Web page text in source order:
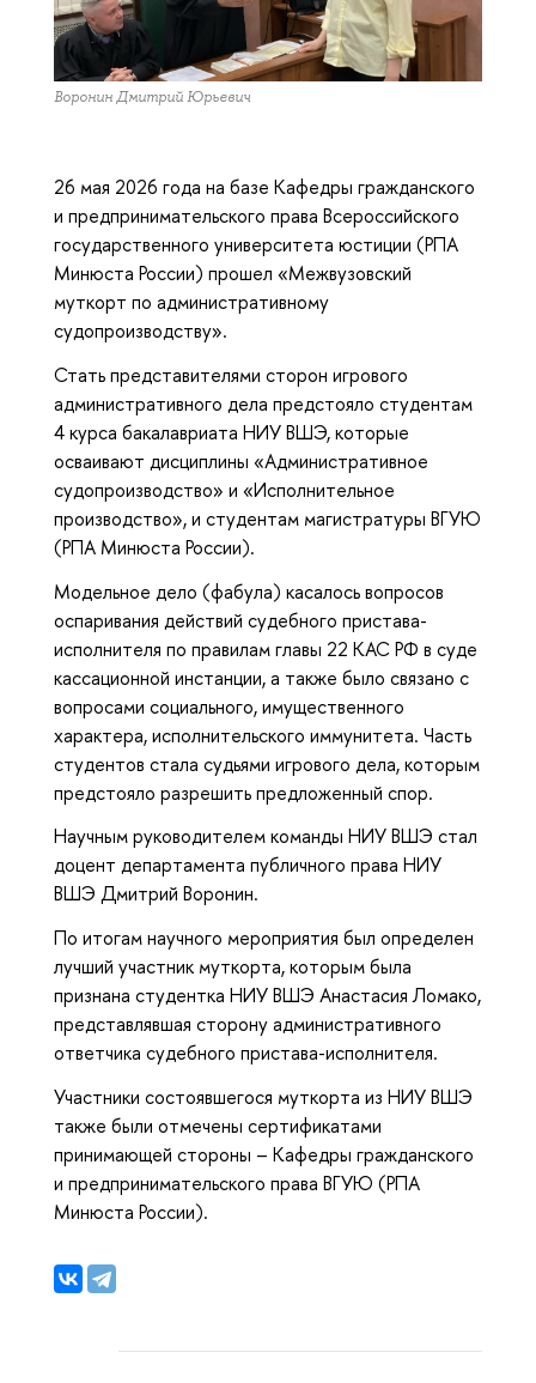
Воронин Дмитрий Юрьевич
26 мая 2026 года на базе Кафедры гражданского
и предпринимательского права Всероссийского
государственного университета юстиции (РПА
Минюста России) прошел «Межвузовский
муткорт по административному
судопроизводству».
Стать представителями сторон игрового
административного дела предстояло студентам
4 курса бакалавриата НИУ ВШЭ, которые
осваивают дисциплины «Административное
судопроизводство» и «Исполнительное
производство», и студентам магистратуры ВГУЮ
(РПА Минюста России).
Модельное дело (фабула) касалось вопросов
оспаривания действий судебного пристава-
исполнителя по правилам главы 22 КАС РФ в суде
кассационной инстанции, а также было связано с
вопросами социального, имущественного
характера, исполнительского иммунитета. Часть
студентов стала судьями игрового дела, которым
предстояло разрешить предложенный спор.
Научным руководителем команды НИУ ВШЭ стал
доцент департамента публичного права НИУ
ВШЭ Дмитрий Воронин.
По итогам научного мероприятия был определен
лучший участник муткорта, которым была
признана студентка НИУ ВШЭ Анастасия Ломако,
представлявшая сторону административного
ответчика судебного пристава-исполнителя.
Участники состоявшегося муткорта из НИУ ВШЭ
также были отмечены сертификатами
принимающей стороны – Кафедры гражданского
и предпринимательского права ВГУЮ (РПА
Минюста России).